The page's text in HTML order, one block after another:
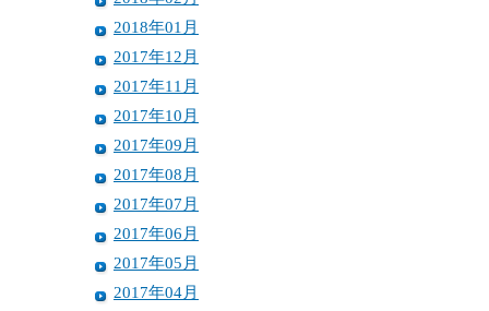
2018年01月
2017年12月
2017年11月
2017年10月
2017年09月
2017年08月
2017年07月
2017年06月
2017年05月
2017年04月